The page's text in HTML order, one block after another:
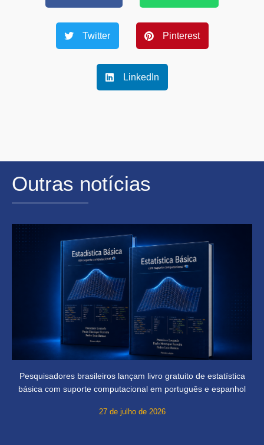
Twitter Pinterest
LinkedIn
Outras notícias
Pesquisadores brasileiros lançam livro gratuito de estatística
básica com suporte computacional em português e espanhol
27 de julho de 2026